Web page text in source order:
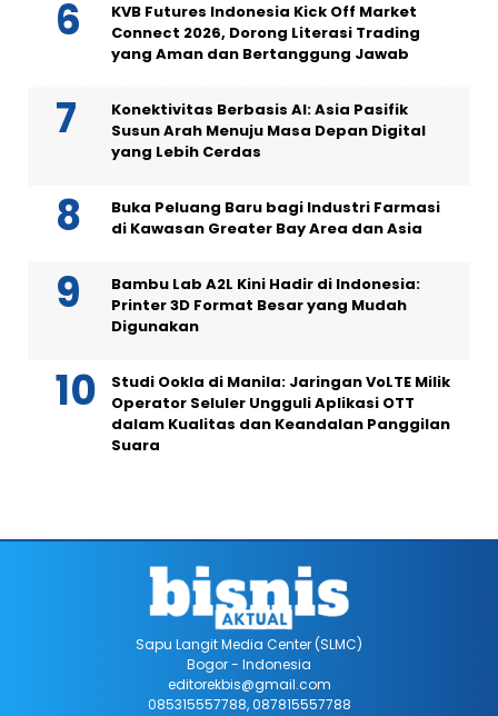
KVB Futures Indonesia Kick Off Market
Connect 2026, Dorong Literasi Trading
yang Aman dan Bertanggung Jawab
Konektivitas Berbasis AI: Asia Pasifik
Susun Arah Menuju Masa Depan Digital
yang Lebih Cerdas
Buka Peluang Baru bagi Industri Farmasi
di Kawasan Greater Bay Area dan Asia
Bambu Lab A2L Kini Hadir di Indonesia:
Printer 3D Format Besar yang Mudah
Digunakan
Studi Ookla di Manila: Jaringan VoLTE Milik
Operator Seluler Ungguli Aplikasi OTT
dalam Kualitas dan Keandalan Panggilan
Suara
Sapu Langit Media Center (SLMC)
Bogor - Indonesia
editorekbis@gmail.com
085315557788, 087815557788